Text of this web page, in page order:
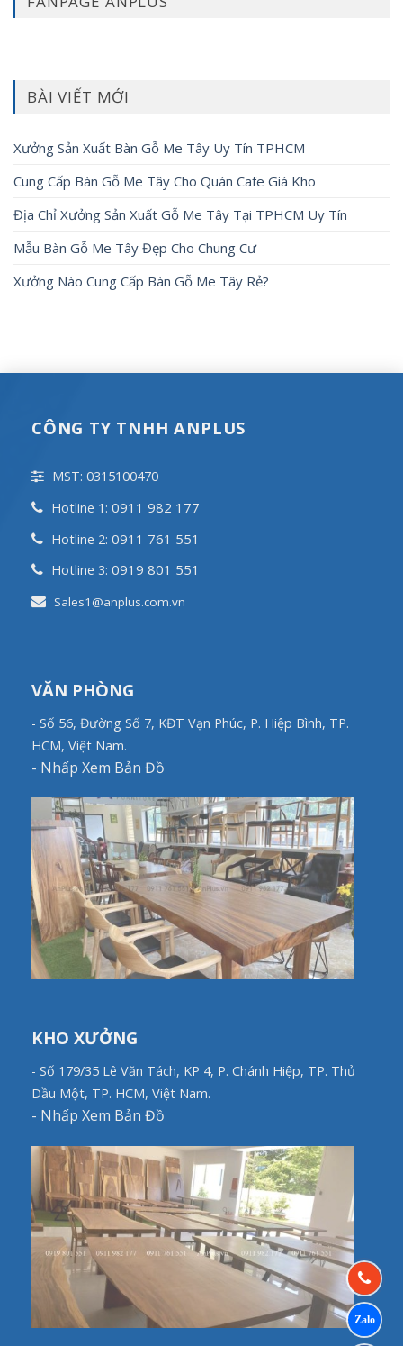
BÀI VIẾT MỚI
Xưởng Sản Xuất Bàn Gỗ Me Tây Uy Tín TPHCM
Cung Cấp Bàn Gỗ Me Tây Cho Quán Cafe Giá Kho
Địa Chỉ Xưởng Sản Xuất Gỗ Me Tây Tại TPHCM Uy Tín
Mẫu Bàn Gỗ Me Tây Đẹp Cho Chung Cư
Xưởng Nào Cung Cấp Bàn Gỗ Me Tây Rẻ?
CÔNG TY TNHH ANPLUS
MST: 0315100470
Hotline 1: 0911 982 177
Hotline 2: 0911 761 551
Hotline 3: 0919 801 551
Sales1@anplus.com.vn
VĂN PHÒNG
- Số 56, Đường Số 7, KĐT Vạn Phúc, P. Hiệp Bình, TP.
HCM, Việt Nam.
- Nhấp Xem Bản Đồ
KHO XƯỞNG
- Số 179/35 Lê Văn Tách, KP 4, P. Chánh Hiệp, TP. Thủ
Dầu Một, TP. HCM, Việt Nam.
- Nhấp Xem Bản Đồ